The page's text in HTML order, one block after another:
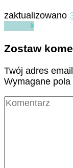
zaktualizowano
Zostaw
Twój adres
Wymagane